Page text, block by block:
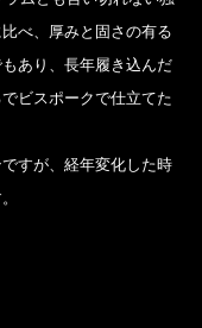
べ、厚みと固さの有る
あり、長年履き込んだ
ビスポークで仕立てた
すが、経年変化した時